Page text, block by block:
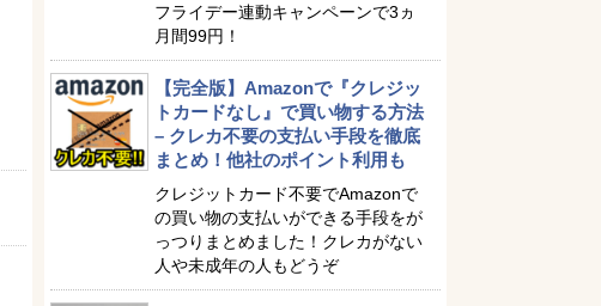
フライデー連動キャンペーンで3ヵ
月間99円！
【完全版】Amazonで『クレジッ
トカードなし』で買い物する方法
– クレカ不要の支払い手段を徹底
まとめ！他社のポイント利用も
クレジットカード不要でAmazonで
の買い物の支払いができる手段をが
っつりまとめました！クレカがない
人や未成年の人もどうぞ